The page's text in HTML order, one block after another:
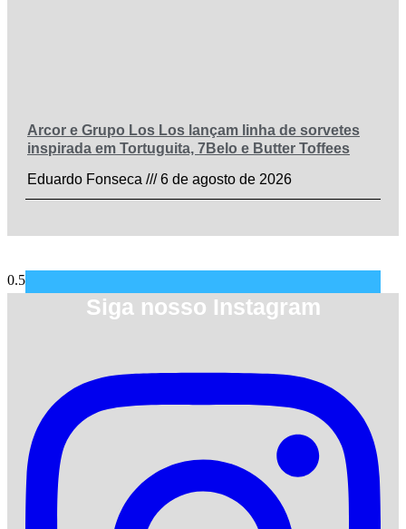
Arcor e Grupo Los Los lançam linha de sorvetes
inspirada em Tortuguita, 7Belo e Butter Toffees
Eduardo Fonseca
6 de agosto de 2026
Siga nosso Instagram